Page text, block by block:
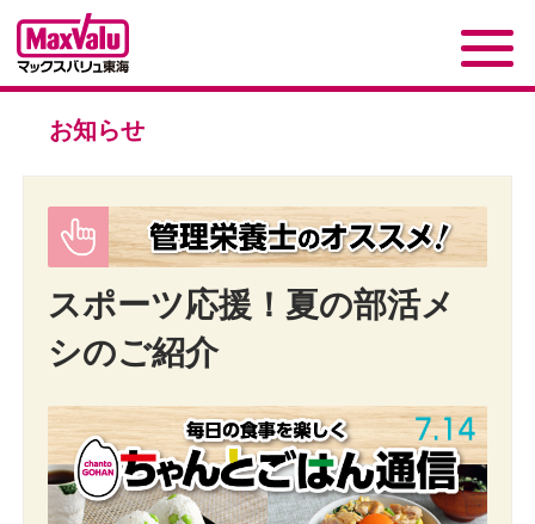
お知らせ
スポーツ応援！夏の部活メ
シのご紹介